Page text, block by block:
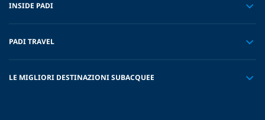
INSIDE PADI
PADI TRAVEL
LE MIGLIORI DESTINAZIONI SUBACQUEE